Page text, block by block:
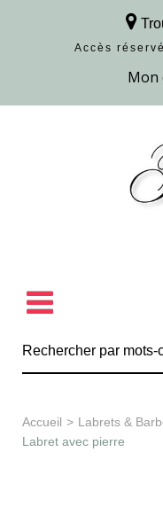
Accès
Découvrir la collection
Accueil > Labrets &
Labret avec pierre